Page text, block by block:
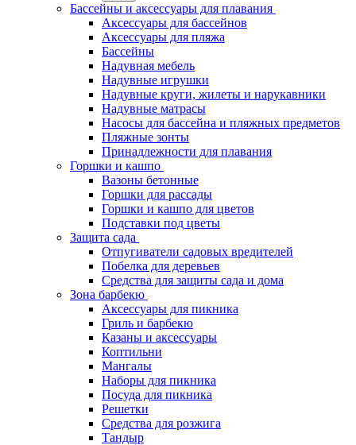
Бассейны и аксессуары для плавания
Аксессуары для бассейнов
Аксессуары для пляжа
Бассейны
Надувная мебель
Надувные игрушки
Надувные круги, жилеты и нарукавники
Надувные матрасы
Насосы для бассейна и пляжных предметов
Пляжные зонты
Принадлежности для плавания
Горшки и кашпо
Вазоны бетонные
Горшки для рассады
Горшки и кашпо для цветов
Подставки под цветы
Защита сада
Отпугиватели садовых вредителей
Побелка для деревьев
Средства для защиты сада и дома
Зона барбекю
Аксессуары для пикника
Гриль и барбекю
Казаны и аксессуары
Коптильни
Мангалы
Наборы для пикника
Посуда для пикника
Решетки
Средства для розжига
Тандыр